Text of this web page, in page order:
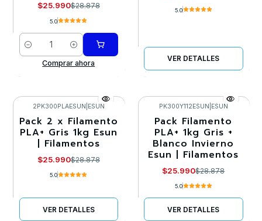
$25.990$28.878
5.0
Cantidad
Comprar ahora
5.0
VER DETALLES
-10%
Agotado
2PK300PLAESUN ESUN
Pack 2 x Filamento
PLA+ Gris 1kg Esun
| Filamentos
$25.990$28.878
5.0
VER DETALLES
-10%
Agotado
PK300Y112ESUN ESUN
Pack Filamento
PLA+ 1kg Gris +
Blanco Invierno
Esun | Filamentos
$25.990$28.878
5.0
VER DETALLES